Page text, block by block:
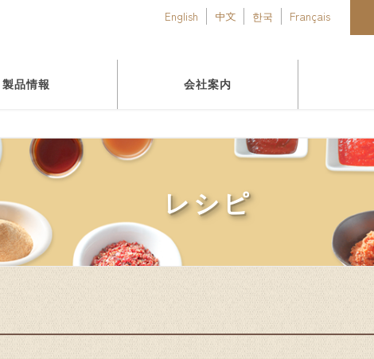
English 中文 한국 Français
製品情報 会社案内
レシピ